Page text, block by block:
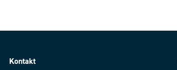
Kontakt